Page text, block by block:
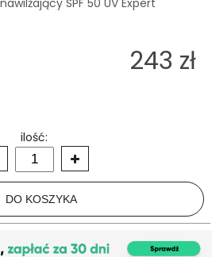
SPF 50 UV Expert
243 zł
ilość: